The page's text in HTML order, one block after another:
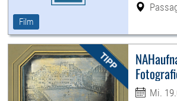
Film
Leipzigs
Mi.